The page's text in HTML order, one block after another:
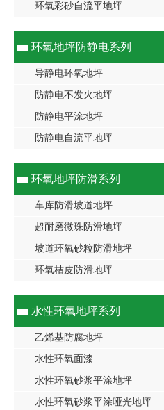
环氧彩砂自流平地坪
环氧地坪防静电系列
导静电环氧地坪
防静电不发火地坪
防静电平涂地坪
防静电自流平地坪
环氧地坪防滑系列
车库防滑坡道地坪
超耐磨微珠防滑地坪
坡道环氧砂粒防滑地坪
环氧桔皮防滑地坪
水性环氧地坪系列
乙烯基防腐地坪
水性环氧面漆
水性环氧砂浆平涂地坪
水性环氧砂浆平涂哑光地坪